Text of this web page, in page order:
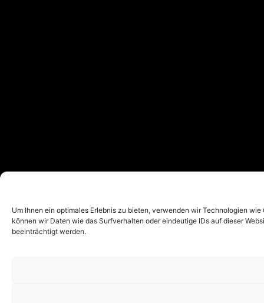
Um Ihnen ein optimales Erlebnis zu bieten, verwenden wir Technologien
können wir Daten wie das Surfverhalten oder eindeutige IDs auf dieser
beeinträchtigt werden.